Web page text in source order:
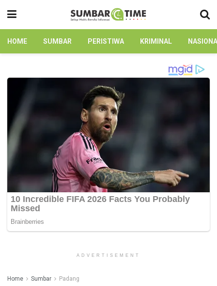
HOME SUMBAR PERISTIWA KRIMINAL
ADVERTISEMENT
Home Sumbar Padang